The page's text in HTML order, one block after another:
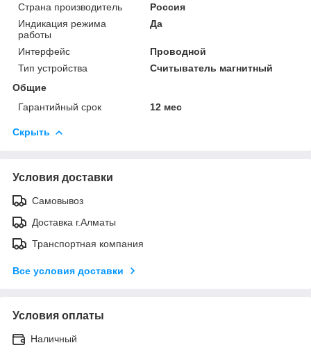
Страна производитель
Россия
Индикация режима
работы
Да
Интерфейс
Проводной
Тип устройства
Считыватель магнитный
Общие
Гарантийный срок
12 мес
Скрыть
Условия доставки
Самовывоз
Доставка г.Алматы
Транспортная компания
Все условия доставки
Условия оплаты
Наличный